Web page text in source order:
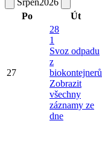
Srpen2026
Po
Út
27
28
1
Svoz odpadu
z
biokontejnerů
Zobrazit
všechny
záznamy ze
dne